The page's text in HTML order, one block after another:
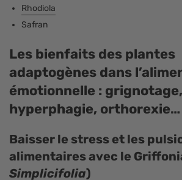
Rhodiola
Safran
Les bienfaits des plantes
adaptogènes dans
émotionnelle :
hyperphagie, orthorexie…
Baisser le stress et les
alimentaires avec le
Simplicifolia)